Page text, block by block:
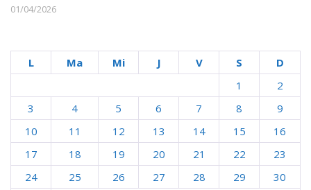
01/04/2026
L Ma Mi J V S
D
1
2
3
4 5 6 7 8
9
10
11 12 13 14 15
16
17
18 19 20 21 22
23
24
25 26 27 28 29
30